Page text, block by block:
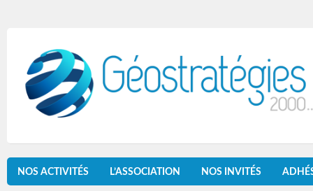
NOS ACTIVITÉS L’ASSOCIATION NOS INVITÉS